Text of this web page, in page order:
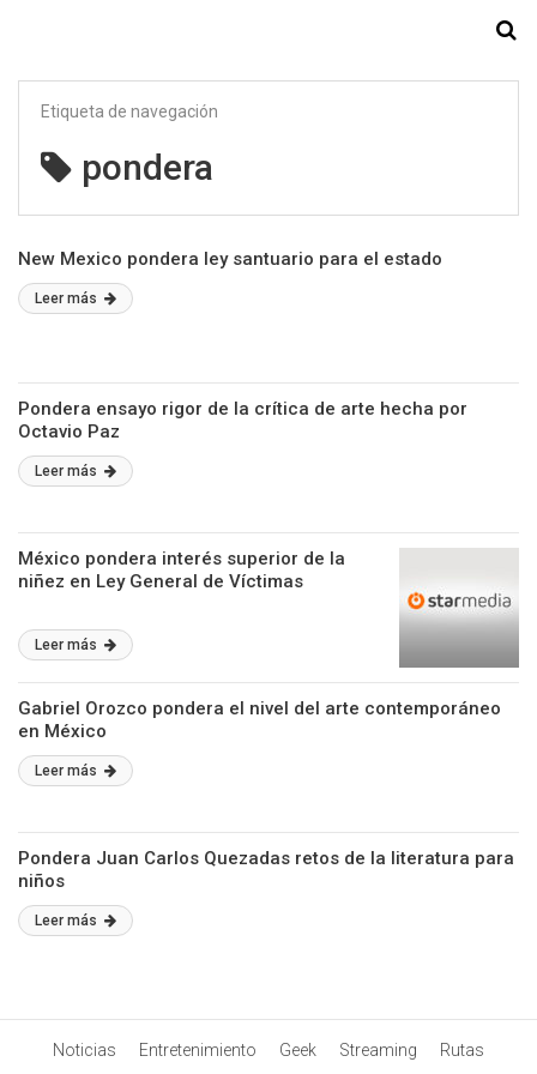
Etiqueta de navegación
pondera
New Mexico pondera ley santuario para el estado
Leer más
Pondera ensayo rigor de la crítica de arte hecha por
Octavio Paz
Leer más
México pondera interés superior de la
niñez en Ley General de Víctimas
Leer más
Gabriel Orozco pondera el nivel del arte contemporáneo
en México
Leer más
Pondera Juan Carlos Quezadas retos de la literatura para
niños
Leer más
Noticias Entretenimiento Geek Streaming
Rutas